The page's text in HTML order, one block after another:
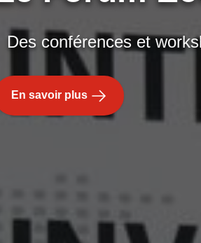
Des conférences et
En savoir plus